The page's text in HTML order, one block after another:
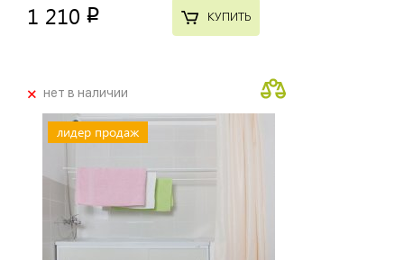
1 210 p КУПИТЬ
+нет в наличии
лидер продаж